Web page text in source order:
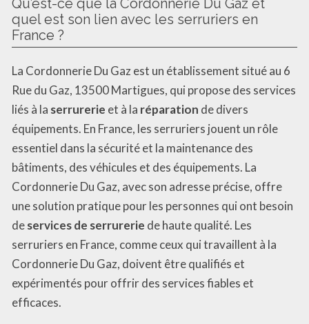
quel est son lien avec les serruriers en
France ?
La Cordonnerie Du Gaz est un établissement situé au 6
Rue du Gaz, 13500 Martigues, qui propose des services
liés à la serrurerie et à la réparation de divers
équipements. En France, les serruriers jouent un rôle
essentiel dans la sécurité et la maintenance des
bâtiments, des véhicules et des équipements. La
Cordonnerie Du Gaz, avec son adresse précise, offre
une solution pratique pour les personnes qui ont besoin
deservices de serrurerie de haute qualité. Les
serruriers en France, comme ceux qui travaillent à la
Cordonnerie Du Gaz, doivent être qualifiés et
expérimentés pour offrir des services fiables et
efficaces.